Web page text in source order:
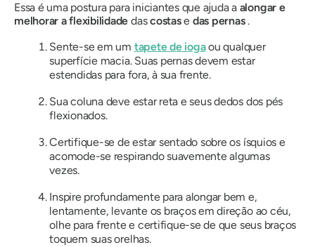
Essa é uma postura para iniciantes que ajuda a alongar e
melhorar a flexibilidade dascostase das pernas.
Sente-se em um tapete de iogaou qualquer
superfície macia. Suas pernas devem estar
estendidas para fora, à sua frente.
Sua coluna deve estar reta e seus dedos dos pés
flexionados.
Certifique-se de estar sentado sobre os ísquios e
acomode-se respirando suavemente algumas
vezes.
Inspire profundamente para alongar bem e,
lentamente, levante os braços em direção ao céu,
olhe para frente e certifique-se de que seus braços
toquem suas orelhas.